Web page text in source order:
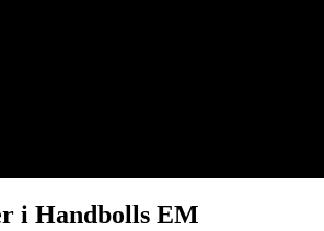
i Handbolls EM